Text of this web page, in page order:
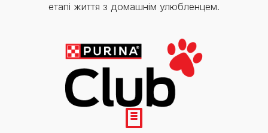
етапі життя з домашнім улюбленцем.